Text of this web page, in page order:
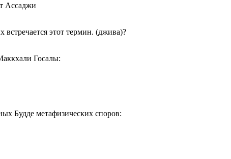
Ассаджи
этот термин. (джива)?
Госалы:
Будде метафизических споров: